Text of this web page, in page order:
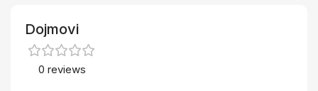
Dojmovi
0 reviews